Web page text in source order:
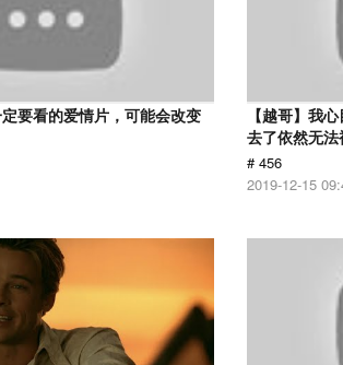
定要看的爱情片，可能会改变
【越哥】我
去了依然无法
# 456
2019-12-15